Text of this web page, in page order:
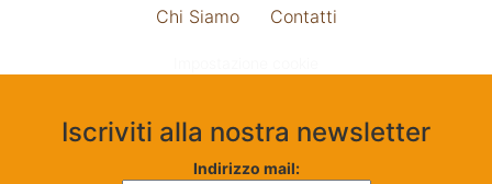
Chi Siamo Contatti
Iscriviti alla nostra newsletter
Indirizzo mail: